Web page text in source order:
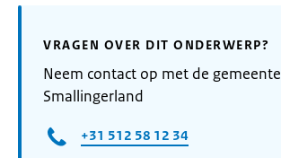
VRAGEN OVER DIT ONDERWERP?
Neem contact op met de gemeente
Smallingerland
+31 512 58 12 34